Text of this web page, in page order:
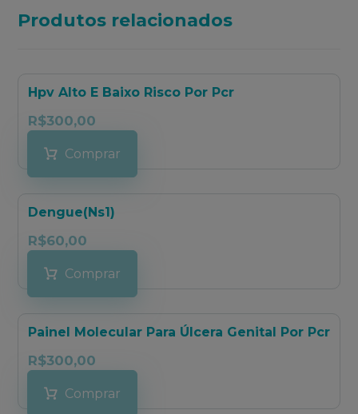
Produtos relacionados
Hpv Alto E Baixo Risco Por Pcr
R$300,00
Comprar
Dengue(Ns1)
R$60,00
Comprar
Painel Molecular Para Úlcera Genital Por Pcr
R$300,00
Comprar